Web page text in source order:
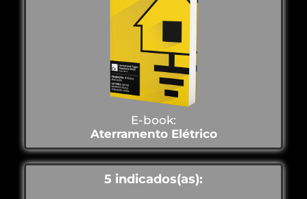
E-book:
Aterramento Elétrico
5 indicados(as):